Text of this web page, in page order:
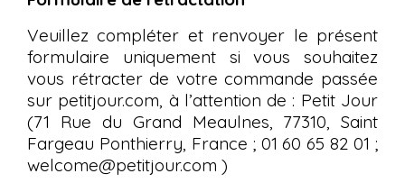
Veuillez compléter et renvoyer le présent
formulaire uniquement si vous souhaitez
vous rétracter de votre commande passée
sur petitjour.com, à l’attention de : Petit Jour
(71 Rue du Grand Meaulnes, 77310, Saint
Fargeau Ponthierry, France ; 01 60 65 82 01 ;
welcome@petitjour.com )